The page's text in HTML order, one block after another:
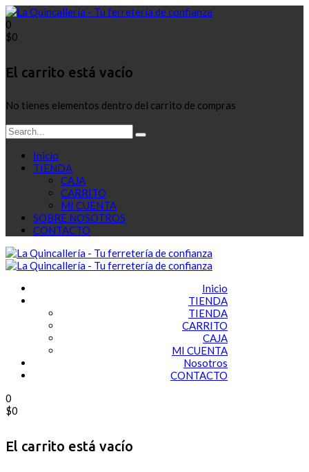
0
$0
El carrito está vacío
No tienes elementos dentro del carrito de compras
Inicio
TIENDA
CAJA
CARRITO
MI CUENTA
SOBRE NOSOTROS
CONTACTO
Inicio
TIENDA
TIENDA
CARRITO
CAJA
MI CUENTA
Nosotros
CONTACTO
0
$0
El carrito está vacío